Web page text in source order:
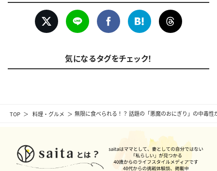
TOP 料理・グルメ 無限に食べられる！？ 話題の「悪魔のおにぎり」の中毒性
気になるタグをチェック！